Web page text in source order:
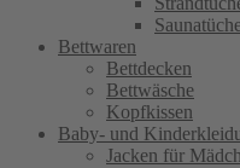
Bettwaren
Bettdecken
Bettwäsche
Kopfkissen
Baby- und
Jacken für